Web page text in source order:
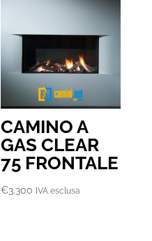
CAMINO A
GAS CLEAR
75 FRONTALE
€3.300 IVA esclusa